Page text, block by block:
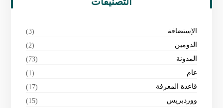
الإستضافة
(3)
الدومين
(2)
المدونة
(73)
عام
(1)
قاعدة المعرفة
(17)
ووردبريس
(15)